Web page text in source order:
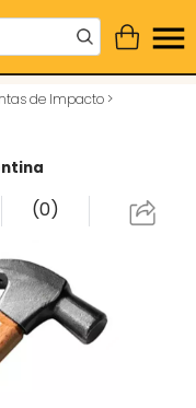
de Impacto >
(0)